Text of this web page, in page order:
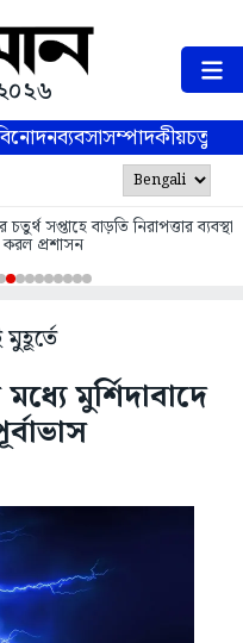
ব্যবসাসম্পাদকীয়
সপ্তাহে বাড়তি নিরাপত্তার ব্যবস্থা
করল প্রশাসন
মুর্শিদাবাদে